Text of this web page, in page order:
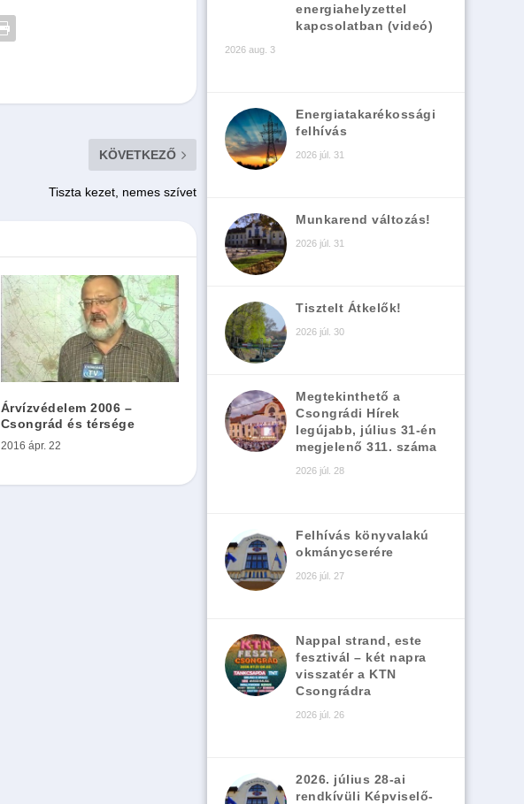
KÖVETKEZŐ
Tiszta kezet, nemes szívet
Árvízvédelem 2006 –
Csongrád és térsége
2016 ápr. 22
energiahelyzettel
kapcsolatban (videó)
2026 aug. 3
Energiatakarékossági
felhívás
2026 júl. 31
Munkarend változás!
2026 júl. 31
Tisztelt Átkelők!
2026 júl. 30
Megtekinthető a
Csongrádi Hírek
legújabb, július 31-én
megjelenő 311. száma
2026 júl. 28
Felhívás könyvalakú
okmánycserére
2026 júl. 27
Nappal strand, este
fesztivál – két napra
visszatér a KTN
Csongrádra
2026 júl. 26
2026. július 28-ai
rendkívüli Képviselő-